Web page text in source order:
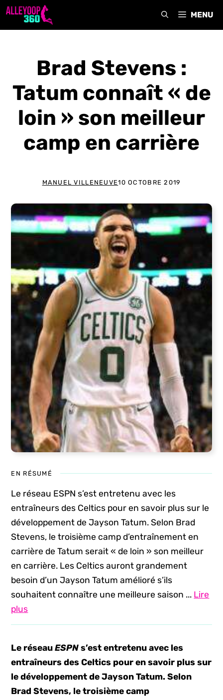
Aller
MENU
Brad Stevens :
Tatum connaît « de
loin » son meilleur
camp en carrière
MANUEL VILLENEUVE10 OCTOBRE 2019
EN RÉSUMÉ
Le réseau ESPN s’est entretenu avec les
entraîneurs des Celtics pour en savoir plus sur le
développement de Jayson Tatum. Selon Brad
Stevens, le troisième camp d’entraînement en
carrière de Tatum serait « de loin » son meilleur
en carrière. Les Celtics auront grandement
besoin d’un Jayson Tatum amélioré s’ils
souhaitent connaître une meilleure saison ... Lire
plus
Le réseauESPNs’est entretenu avec les
entraîneurs des Celtics pour en savoir plus sur
le développement de Jayson Tatum. Selon
Brad Stevens, le troisième camp